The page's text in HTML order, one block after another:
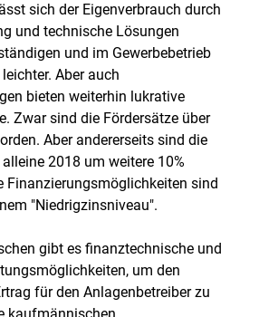
sich der Eigenverbrauch durch
und technische Lösungen
und im Gewerbebetrieb
Aber auch
bieten weiterhin lukrative
Zwar sind die Fördersätze über
Aber andererseits sind die
2018 um weitere 10%
Finanzierungsmöglichkeiten sind
"Niedrigzinsniveau".
gibt es finanztechnische und
um den
für den Anlagenbetreiber zu